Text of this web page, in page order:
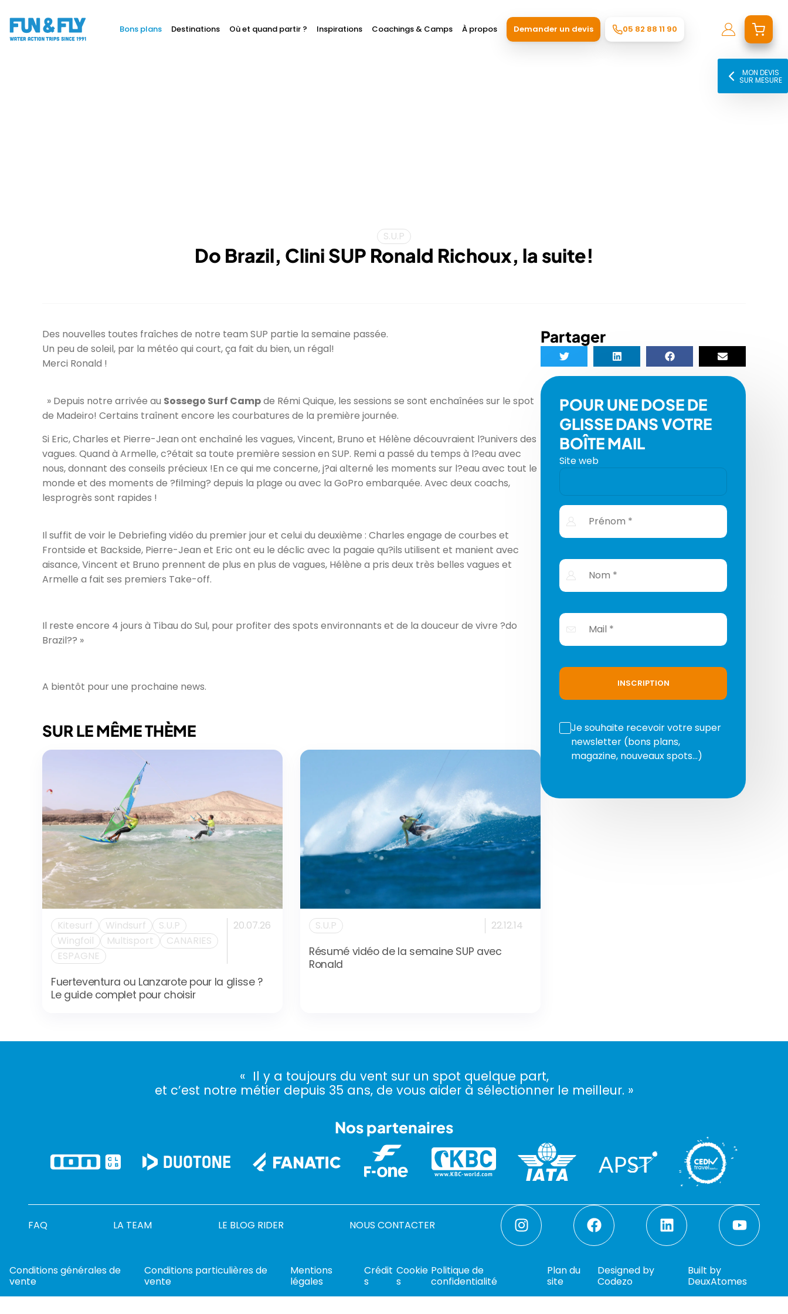
Bons plans Destinations Où et quand partir ? Inspirations Coachings & Camps À propos Demander un devis 05 82 88 11 90
S.U.P
Do Brazil, Clini SUP Ronald Richoux, la suite!
Des nouvelles toutes fraîches de notre team SUP partie la semaine passée.
Un peu de soleil, par la météo qui court, ça fait du bien, un régal!
Merci Ronald !
» Depuis notre arrivée au Sossego Surf Campde Rémi Quique, les sessions se sont enchaînées sur le spot
de Madeiro! Certains traînent encore les courbatures de la première journée.
Si Eric, Charles et Pierre-Jean ont enchaîné les vagues, Vincent, Bruno et Hélène découvraient l?univers des
vagues. Quand à Armelle, c?était sa toute première session en SUP. Remi a passé du temps à l?eau avec
nous, donnant des conseils précieux !En ce qui me concerne, j?ai alterné les moments sur l?eau avec tout le
monde et des moments de ?filming? depuis la plage ou avec la GoPro embarquée. Avec deux coachs,
lesprogrès sont rapides !
Il suffit de voir le Debriefing vidéo du premier jour et celui du deuxième : Charles engage de courbes et
Frontside et Backside, Pierre-Jean et Eric ont eu le déclic avec la pagaie qu?ils utilisent et manient avec
aisance, Vincent et Bruno prennent de plus en plus de vagues, Hélène a pris deux très belles vagues et
Armelle a fait ses premiers Take-off.
Il reste encore 4 jours à Tibau do Sul, pour profiter des spots environnants et de la douceur de vivre ?do
Brazil?? »
A bientôt pour une prochaine news.
SUR LE MÊME THÈME
Kitesurf Windsurf
S.U.P
Wingfoil
Multisport
CANARIES
ESPAGNE
20.07.26
Fuerteventura ou Lanzarote pour la glisse ?
Le guide complet pour choisir
S.U.P 22.12.14
Résumé vidéo de la semaine SUP avec
Ronald
Partager
POUR UNE DOSE DE
GLISSE DANS VOTRE
BOÎTE MAIL
Site web
INSCRIPTION
Je souhaite recevoir votre super
newsletter (bons plans,
magazine, nouveaux spots…)
« Il y a toujours du vent sur un spot quelque part,
et c’est notre métier depuis 35 ans, de vous aider à sélectionner le meilleur. »
Nos partenaires
FAQ LA TEAM LE BLOG RIDER NOUS CONTACTER
Conditions générales de
vente
Conditions particulières de
vente
Mentions
légales
Crédit
s
Cookie
s
Politique de
confidentialité
Plan du
site
Designed by
Codezo
Built by
DeuxAtomes
MON DEVIS
SUR MESURE